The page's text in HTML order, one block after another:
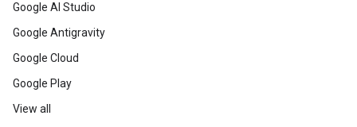
Google AI Studio
Google Antigravity
Google Cloud
Google Play
View all